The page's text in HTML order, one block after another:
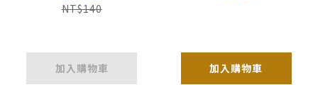
NT$140
加入購物車 加入購物車